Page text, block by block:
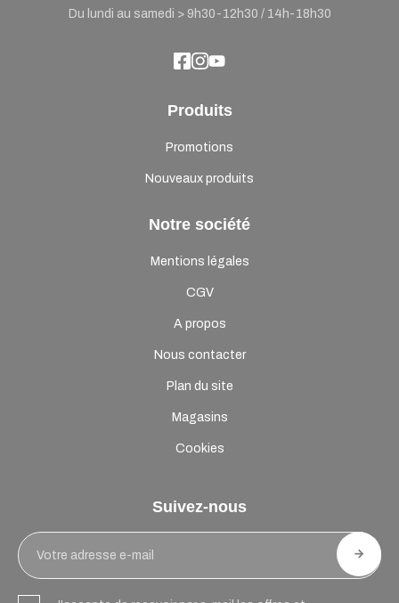
Du lundi au samedi > 9h30-12h30 / 14h-18h30
Produits
Promotions
Nouveaux produits
Notre société
Mentions légales
CGV
A propos
Nous contacter
Plan du site
Magasins
Cookies
Suivez-nous